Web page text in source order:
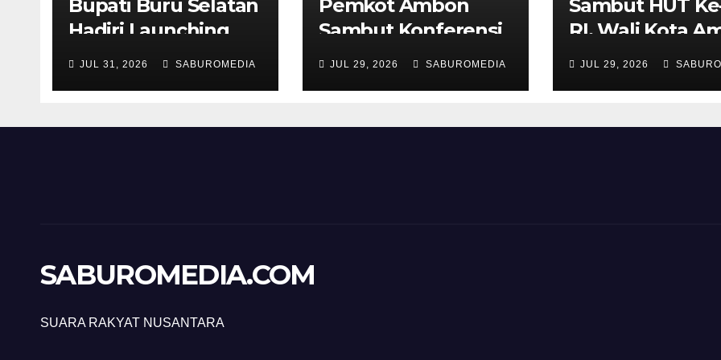
Bupati Buru Selatan
Hadiri Launching
Penanaman
JUL 31, 2026 SABUROMEDIA
Pemkot Ambon
Sambut Konferensi
Wilayah Muslimat
Menteri PPPA
JUL 29, 2026 SABUROMEDIA
Sambut HUT
RI, Wali Kota
Imbau Warga
Agustus
JUL 29, 2026
SABUROMEDIA.COM
SUARA RAKYAT NUSANTARA